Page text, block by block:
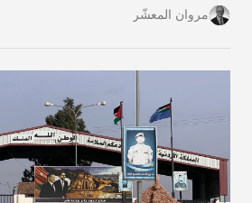
اتفاق دائم.
مروان المعشّر